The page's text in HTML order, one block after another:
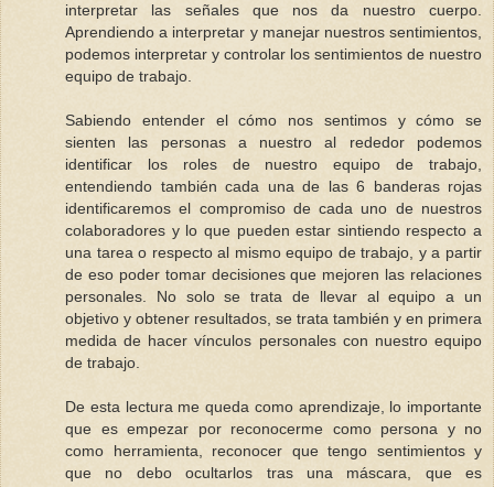
interpretar las señales que nos da nuestro cuerpo.
Aprendiendo a interpretar y manejar nuestros sentimientos,
podemos interpretar y controlar los sentimientos de nuestro
equipo de trabajo.
Sabiendo entender el cómo nos sentimos y cómo se
sienten las personas a nuestro al rededor podemos
identificar los roles de nuestro equipo de trabajo,
entendiendo también cada una de las 6 banderas rojas
identificaremos el compromiso de cada uno de nuestros
colaboradores y lo que pueden estar sintiendo respecto a
una tarea o respecto al mismo equipo de trabajo, y a partir
de eso poder tomar decisiones que mejoren las relaciones
personales. No solo se trata de llevar al equipo a un
objetivo y obtener resultados, se trata también y en primera
medida de hacer vínculos personales con nuestro equipo
de trabajo.
De esta lectura me queda como aprendizaje, lo importante
que es empezar por reconocerme como persona y no
como herramienta, reconocer que tengo sentimientos y
que no debo ocultarlos tras una máscara, que es